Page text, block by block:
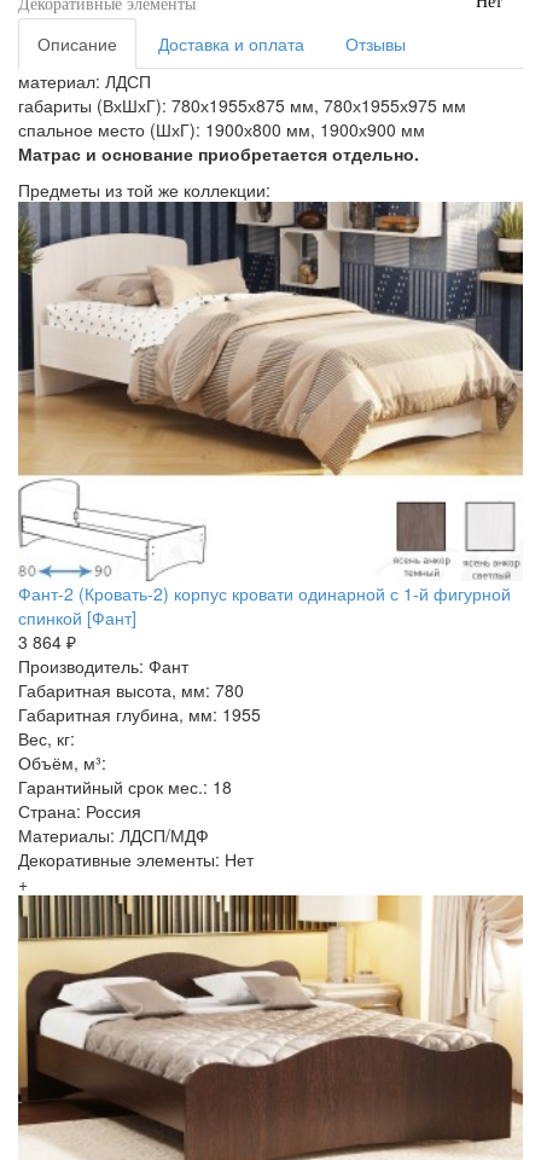
Декоративные элементы
Описание Доставка и оплата
Отзывы
материал: ЛДСП
габариты (ВхШхГ): 780х1955х875 мм, 780х1955х975 мм
спальное место (ШхГ): 1900х800 мм, 1900х900 мм
Матрас и основание приобретается отдельно.
Предметы из той же коллекции:
Фант-2 (Кровать-2) корпус кровати одинарной с 1-й фигурной
спинкой [Фант]
3 864 ₽
Производитель: Фант
Габаритная высота, мм: 780
Габаритная глубина, мм: 1955
Вес, кг:
Объём, м³:
Гарантийный срок мес.: 18
Страна: Россия
Материалы: ЛДСП/МДФ
Декоративные элементы: Нет
+